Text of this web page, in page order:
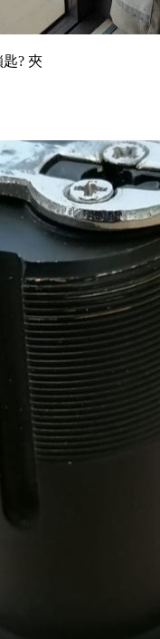
? 夾